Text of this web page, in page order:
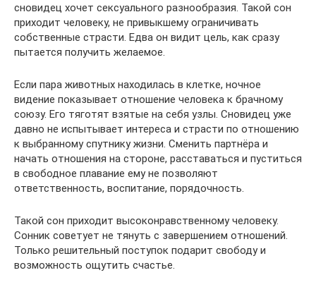
сновидец хочет сексуального разнообразия. Такой сон
приходит человеку, не привыкшему ограничивать
собственные страсти. Едва он видит цель, как сразу
пытается получить желаемое.
Если пара животных находилась в клетке, ночное
видение показывает отношение человека к брачному
союзу. Его тяготят взятые на себя узлы. Сновидец уже
давно не испытывает интереса и страсти по отношению
к выбранному спутнику жизни. Сменить партнёра и
начать отношения на стороне, расставаться и пуститься
в свободное плавание ему не позволяют
ответственность, воспитание, порядочность.
Такой сон приходит высоконравственному человеку.
Сонник советует не тянуть с завершением отношений.
Только решительный поступок подарит свободу и
возможность ощутить счастье.